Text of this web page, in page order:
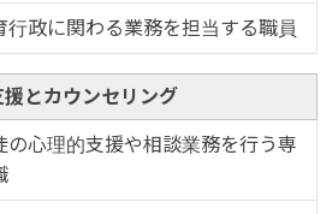
行政に関わる業務を担当する職員
援とカウンセリング
の心理的支援や相談業務を行う専